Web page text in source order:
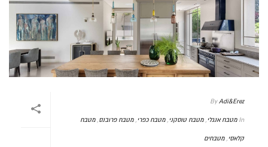
By Adi&Erez
In מטבח אנגלי,מטבח טוסקני,מטבח כפרי,מטבח פרובנס,מטבח
קלאסי,מטבחים